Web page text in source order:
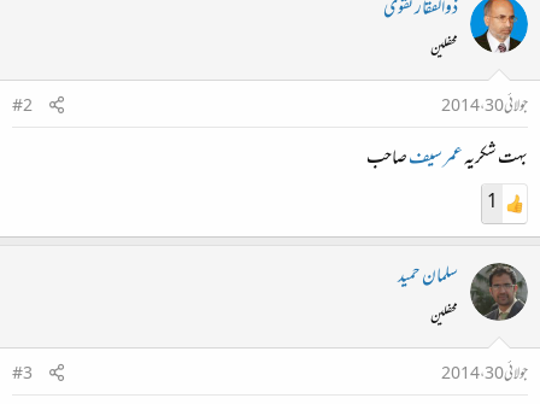
ذوالفقار نقوی
محفلین
جولائی 30، 2014
#2
بہت شکریہعمر سیفصاحب
1
سلمان حمید
محفلین
جولائی 30، 2014
#3